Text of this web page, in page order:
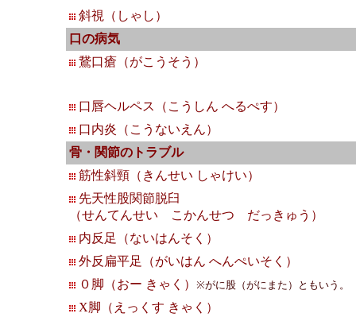
斜視（しゃし）
口の病気
鵞口瘡（がこうそう）
口唇ヘルペス（こうしん へるぺす）
口内炎（こうないえん）
骨・関節のトラブル
筋性斜頸 （きんせい しゃけい）
先天性股関節脱臼
（せんてんせい こかんせつ だっきゅう）
内反足（ないはんそく）
外反扁平足（がいはん へんぺいそく）
０脚（おー きゃく） ※がに股（がにまた）ともいう。
X脚（えっくす きゃく）